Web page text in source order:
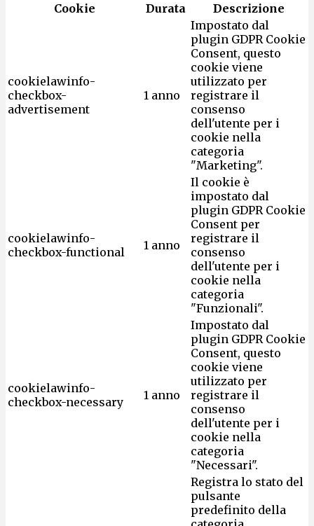
Cookie
Durata Descrizione
cookielawinfo-
checkbox-
advertisement
1 anno
Impostato dal
plugin GDPR Cookie
Consent, questo
cookie viene
utilizzato per
registrare il
consenso
dell'utente per i
cookie nella
categoria
"Marketing".
cookielawinfo-
checkbox-functional
1 anno
Il cookie è
impostato dal
plugin GDPR Cookie
Consent per
registrare il
consenso
dell'utente per i
cookie nella
categoria
"Funzionali".
cookielawinfo-
checkbox-necessary
1 anno
Impostato dal
plugin GDPR Cookie
Consent, questo
cookie viene
utilizzato per
registrare il
consenso
dell'utente per i
cookie nella
categoria
"Necessari".
Registra lo stato del
pulsante
predefinito della